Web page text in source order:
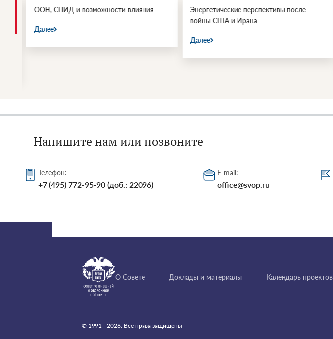
ООН, СПИД и возможности влияния
Далее
Энергетические перспективы после
войны США и Ирана
Далее
Напишите нам или позвоните
Телефон:
+7 (495) 772-95-90 (доб.: 22096)
E-mail:
office@svop.ru
О Совете Доклады и материалы Календарь проектов
© 1991 - 2026. Все права защищены